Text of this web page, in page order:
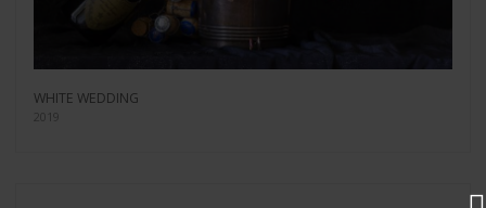
WHITE WEDDING
2019